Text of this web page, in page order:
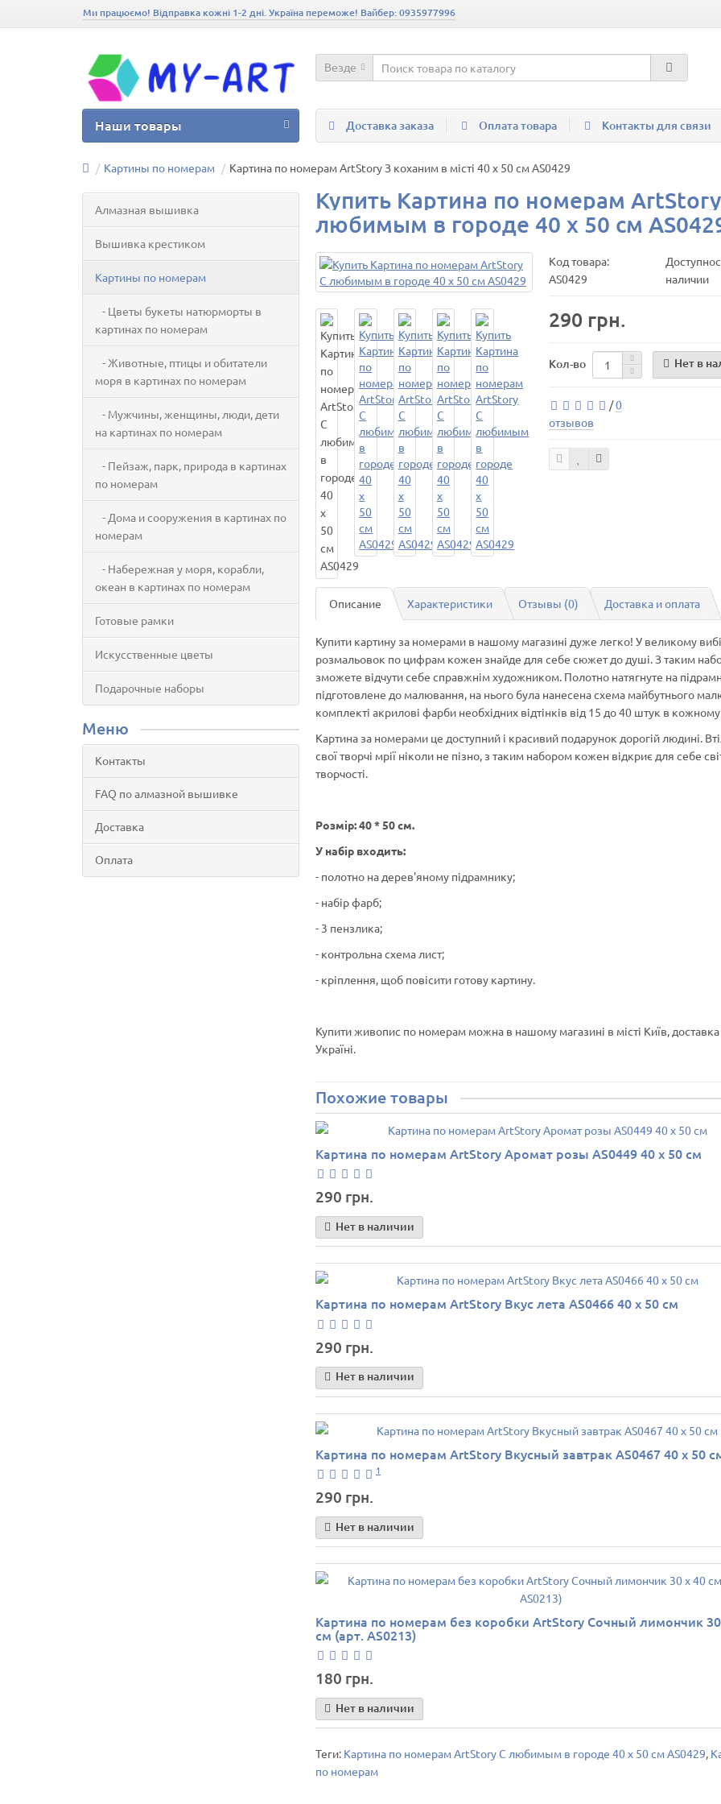
Ми працюємо! Відправка кожні 1-2 дні. Україна переможе! Вайбер: 0935977996
Везде
Доставка заказа Оплата товара Контакты для связи
Наши товары
Картины по номерам Картина по номерам ArtStory З коханим в місті 40 х 50 см AS0429
Алмазная вышивка
Вышивка крестиком
Картины по номерам
- Цветы букеты натюрморты в
картинах по номерам
- Животные, птицы и обитатели
моря в картинах по номерам
- Мужчины, женщины, люди, дети
на картинах по номерам
- Пейзаж, парк, природа в картинах
по номерам
- Дома и сооружения в картинах по
номерам
- Набережная у моря, корабли,
океан в картинах по номерам
Готовые рамки
Искусственные цветы
Подарочные наборы
Меню
Контакты
FAQ по алмазной вышивке
Доставка
Оплата
Купить Картина по номерам
любимым в городе 40 х 50 см
Код товара:
AS0429
наличии
290 грн.
Кол-во Нет в
/0
отзывов
Описание Характеристики Отзывы (0) Доставка и оплата
Купити картину за номерами в нашому магазині дуже легко! У великому
розмальовок по цифрам кожен знайде для себе сюжет до душі. З таким
зможете відчути себе справжнім художником. Полотно натягнуте на
підготовлене до малювання, на нього була нанесена схема майбутнього
комплекті акрилові фарби необхідних відтінків від 15 до 40 штук в
Картина за номерами це доступний і красивий подарунок дорогій людині.
свої творчі мрії ніколи не пізно, з таким набором кожен відкриє для себе
творчості.
Розмір: 40 * 50 см.
У набір входить:
- полотно на дерев'яному підрамнику;
- набір фарб;
- 3 пензлика;
- контрольна схема лист;
- кріплення, щоб повісити готову картину.
Купити живопис по номерам можна в нашому магазині в місті Київ, доставка
Україні.
Похожие товары
Картина по номерам ArtStory Аромат розы AS0449 40 х 50 см
290 грн.
Нет в наличии
Картина по номерам ArtStory Вкус лета AS0466 40 х 50 см
290 грн.
Нет в наличии
Картина по номерам ArtStory Вкусный завтрак AS0467 40 х 50
1
290 грн.
Нет в наличии
Картина по номерам без коробки ArtStory Сочный лимончик
см (арт. AS0213)
180 грн.
Нет в наличии
Теги: Картина по номерам ArtStory С любимым в городе 40 х 50 см AS0429,
по номерам